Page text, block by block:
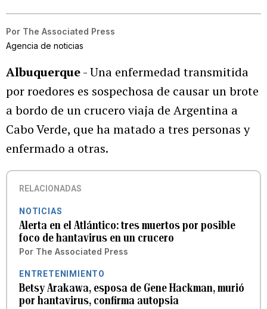
Por The Associated Press
Agencia de noticias
Albuquerque- Una enfermedad transmitida
por roedores es sospechosa de causar un brote
a bordo de un crucero viaja de Argentina a
Cabo Verde, que ha matado a tres personas y
enfermado a otras.
RELACIONADAS
NOTICIAS
Alerta en el Atlántico: tres muertos por posible
foco de hantavirus en un crucero
Por The Associated Press
ENTRETENIMIENTO
Betsy Arakawa, esposa de Gene Hackman, murió
por hantavirus, confirma autopsia